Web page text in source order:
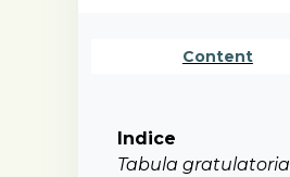
Content
Indice
Tabula gratulatoria